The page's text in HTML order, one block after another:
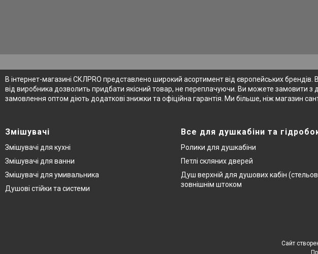
В інтернет-магазині СКЛPRO представлено широкий асортимент від європейських
від виробника дозволить придбати якісний товар, не переплачуючи. Ви можете замовити
замовлення оптом діють додаткові знижки та офіційна гарантія. Ми більше, ніж магазин
Змішувачі
Змішувачі для кухні
Змішувачі для ванни
Змішувачі для умивальника
Душові стійки та системи
Все для душкабіни та
Ролики для душкабіни
Петлі скляних дверей
Душ верхній для душових кабін
зовнішнім штоком
Сайт